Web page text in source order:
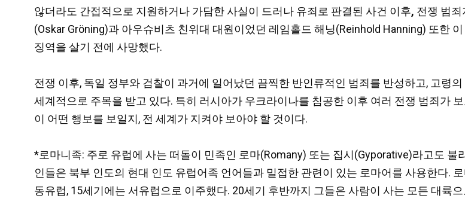
않더라도 간접적으로 지원하거나 가담한 사실이 드러나 유죄로 판결된 사건 이후, 전쟁 범
(Oskar Gröning)과 아우슈비츠 친위대 대원이었던 레임홀드 해닝(Reinhold Hanning) 또한
징역을 살기 전에 사망했다.
전쟁 이후, 독일 정부와 검찰이 과거에 일어났던 끔찍한 반인류적인 범죄를 반성하고, 고령
세계적으로 주목을 받고 있다. 특히 러시아가 우크라이나를 침공한 이후 여러 전쟁 범죄가
이 어떤 행보를 보일지, 전 세계가 지켜야 보아야 할 것이다.
*로마니족: 주로 유럽에 사는 떠돌이 민족인 로마(Romany) 또는 집시(Gyporative)라고도
인들은 북부 인도의 현대 인도 유럽어족 언어들과 밀접한 관련이 있는 로마어를 사용한다.
동유럽, 15세기에는 서유럽으로 이주했다. 20세기 후반까지 그들은 사람이 사는 모든 대륙